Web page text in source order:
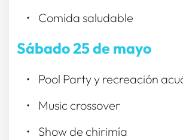
Comida saludable
Sábado 25 de mayo
Pool Party y recreación
Music crossover
Show de chirimía